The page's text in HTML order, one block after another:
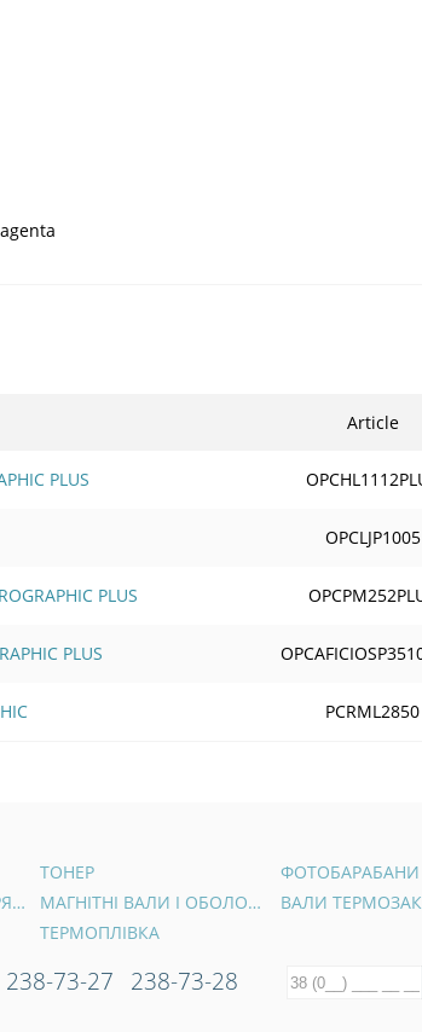
Article
PLUS
OPCLJP1005
PLUS
PLUS
PCRML2850
ТОНЕР
ФОТОБАРАБАНИ
ВАЛИ ПЕРВИННОГО ЗАРЯДУ
МАГНІТНІ ВАЛИ І ОБОЛОНКИ
ВАЛИ
ТЕРМОПЛІВКА
238-73-27 238-73-28